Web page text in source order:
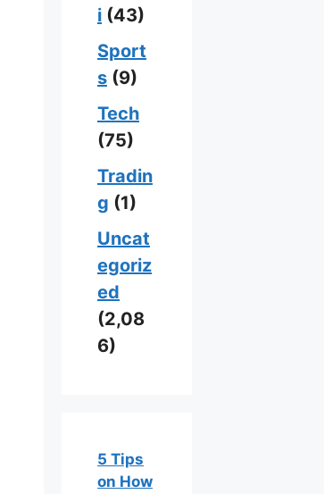
i (43)
Sport
s (9)
Tech
(75)
Tradin
g (1)
Uncat
egoriz
ed
(2,08
6)
5 Tips
on How